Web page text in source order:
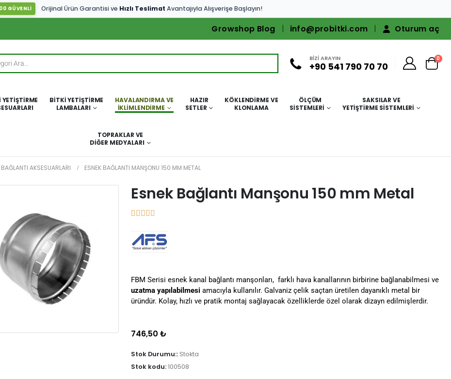
GÜVENLİ Orijinal Ürün Garantisi ve Hızlı Teslimat Avantajıyla Alışverişe Başlayın!
Growshop Blog info@probitki.com Oturum aç
BİZİ ARAYIN
+90 541 790 70 70
0
BITKI YETIŞTIRME
LAMBALARI
HAVALANDIRMA VE
İKLIMLENDIRME
HAZIR
SETLER
KÖKLENDIRME VE
KLONLAMA
ÖLÇÜM
SISTEMLERI
SAKSILAR VE
YETIŞTIRME SISTEMLERI
TOPRAKLAR VE
DIĞER MEDYALARI
BAĞLANTI AKSESUARLARI ESNEK BAĞLANTI MANŞONU 150 MM METAL
Esnek Bağlantı Manşonu 150 mm Metal
FBM Serisi esnek kanal bağlantı manşonları, farklı hava kanallarının birbirine bağlanabilmesi ve
uzatma yapılabilmesi amacıyla kullanılır. Galvaniz çelik saçtan üretilen dayanıklı metal bir
üründür. Kolay, hızlı ve pratik montaj sağlayacak özelliklerde özel olarak dizayn edilmişlerdir.
746,50 ₺
Stok Durumu:: Stokta
Stok kodu:100508